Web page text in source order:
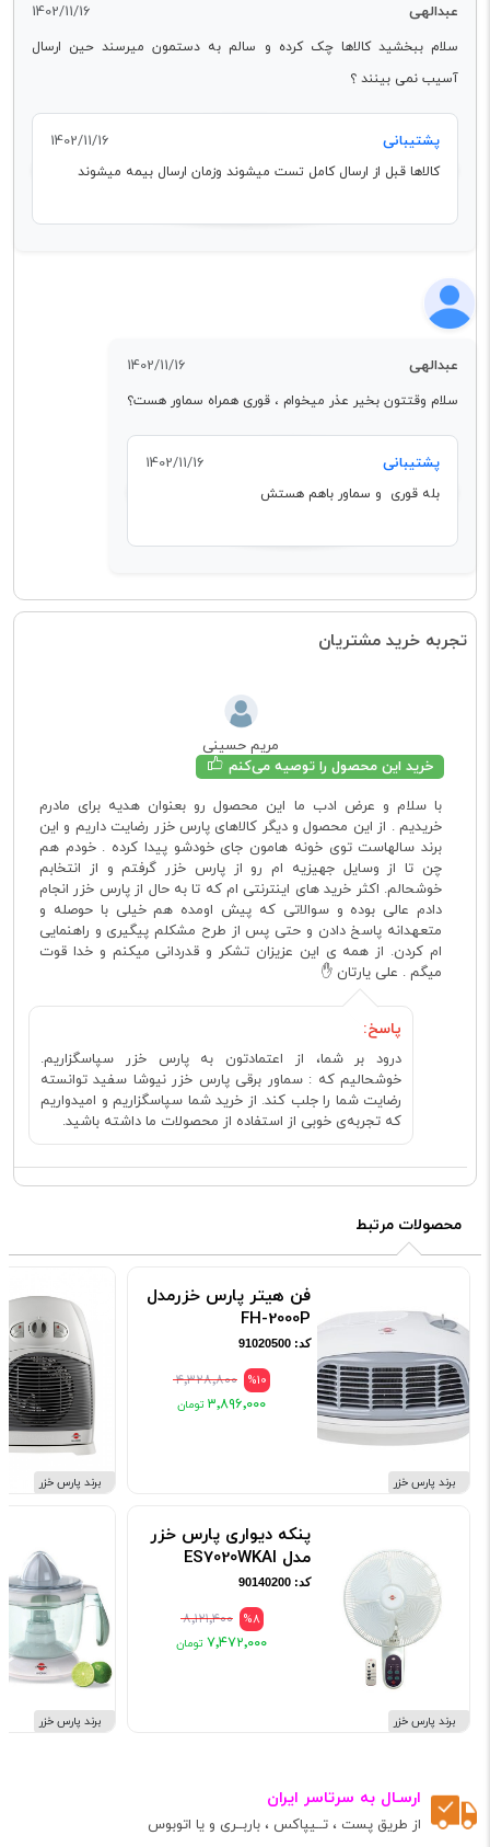
عبدالهی 1402/11/16
سلام ببخشید کالاها چک کرده و سالم به دستمون میرسند حین ارسال
آسیب نمی بینند ؟
پشتیبانی 1402/11/16
کالاها قبل از ارسال کامل تست میشوند وزمان ارسال بیمه میشوند
عبدالهی 1402/11/16
سلام وقتتون بخیر عذر میخوام ، قوری همراه سماور هست؟
پشتیبانی 1402/11/16
بله قوری و سماور باهم هستش
تجربه خرید مشتریان
مریم حسینی
خرید این محصول را توصیه می‌کنم
با سلام و عرض ادب ما این محصول رو بعنوان هدیه برای مادرم
خریدیم . از این محصول و دیگر کالاهای پارس خزر رضایت داریم و این
برند سالهاست توی خونه هامون جای خودشو پیدا کرده . خودم هم
چن تا از وسایل جهیزیه ام رو از پارس خزر گرفتم و از انتخابم
خوشحالم. اکثر خرید های اینترنتی ام که تا به حال از پارس خزر انجام
دادم عالی بوده و سوالاتی که پیش اومده هم خیلی با حوصله و
متعهدانه پاسخ دادن و حتی پس از طرح مشکلم پیگیری و راهنمایی
ام کردن. از همه ی این عزیزان تشکر و قدردانی میکنم و خدا قوت
میگم . علی یارتان ✋
پاسخ:
درود بر شما، از اعتمادتون به پارس خزر سپاسگزاریم.
خوشحالیم که : سماور برقی پارس خزر نیوشا سفید توانسته
رضایت شما را جلب کند. از خرید شما سپاسگزاریم و امیدواریم
که تجربه‌ی خوبی از استفاده از محصولات ما داشته باشید.
محصولات مرتبط
برند پارس خزر
فن هیتر پارس خزرمدل
FH-2000P
کد: 91020500
%10 ۴٬۳۲۸٬۸۰۰
۳٬۸۹۶٬۰۰۰
برند پارس خزر
پنکه دیواری پارس خزر
مدل ES7020WKAI
کد: 90140200
%8 ۸٬۱۲۱٬۴۰۰
۷٬۴۷۲٬۰۰۰
برند پارس خزر
برند پارس خزر
ارسـال به سرتاسر ایران
از طریق پست ، تــیپاکس ، باربــری و یا اتوبوس